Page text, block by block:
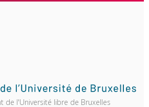
de l'Université libre de Bruxelles